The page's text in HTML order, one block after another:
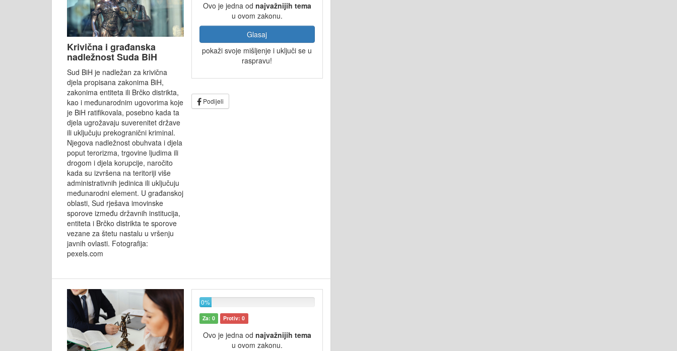
Krivična i građanska
nadležnost Suda BiH
Sud BiH je nadležan za krivična
djela propisana zakonima BiH,
zakonima entiteta ili Brčko distrikta,
kao i međunarodnim ugovorima koje
je BiH ratifikovala, posebno kada ta
djela ugrožavaju suverenitet države
ili uključuju prekogranični kriminal.
Njegova nadležnost obuhvata i djela
poput terorizma, trgovine ljudima ili
drogom i djela korupcije, naročito
kada su izvršena na teritoriji više
administrativnih jedinica ili uključuju
međunarodni element. U građanskoj
oblasti, Sud rješava imovinske
sporove između državnih institucija,
entiteta i Brčko distrikta te sporove
vezane za štetu nastalu u vršenju
javnih ovlasti. Fotografija:
pexels.com
Ovo je jedna od najvažnijih tema
u ovom zakonu.
Glasaj
pokaži svoje mišljenje i uključi se u
raspravu!
Podijeli
0%
Za: 0 Protiv: 0
Ovo je jedna od najvažnijih tema
u ovom zakonu.